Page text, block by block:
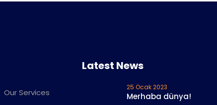
Our Services
Latest News
25 Ocak 2023
Merhaba dünya!